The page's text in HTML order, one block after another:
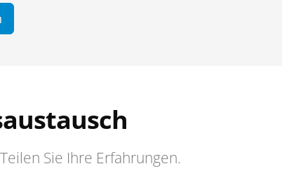
Sie Ihre Erfahrungen.